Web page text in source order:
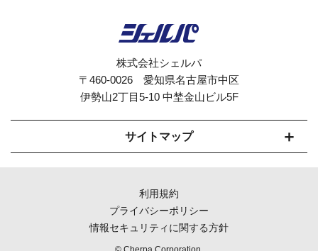
株式会社シェルパ
〒460-0026 愛知県名古屋市中区
伊勢山2丁目5-10 中埜金山ビル5F
サイトマップ
利用規約
プライバシーポリシー
情報セキュリティに関する方針